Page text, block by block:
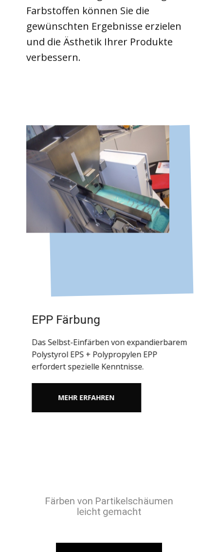
Farbstoffen können Sie die
gewünschten Ergebnisse erzielen
und die Ästhetik Ihrer Produkte
verbessern.
EPP Färbung
Das Selbst-Einfärben von expandierbarem
Polystyrol EPS + Polypropylen EPP
erfordert spezielle Kenntnisse.
MEHR ERFAHREN
Färben von Partikelschäumen
leicht gemacht